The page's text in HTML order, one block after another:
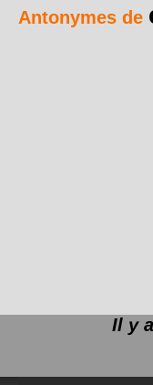
Antonymes de
Il y